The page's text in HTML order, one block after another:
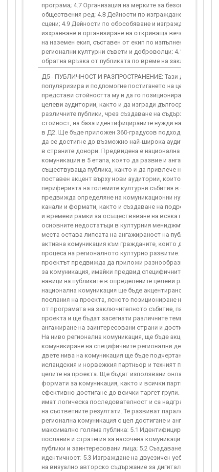
програма; 4.7 Организация на мерките за безопасност и
обществения ред; 4.8 Дейности по изграждане и
сцени; 4.9 Дейности по обособяване и изграждане на зона
изхранване и организиране на откриваща вечеря; 4.10
на наземен екип, съставен от екип по изпълнение на
регионални културни съвети и доброволци; 4.11 Събиране
обратна връзка от публиката по време на
Д5 - ПУБЛИЧНОСТ И РАЗПРОСТРАНЕНИЕ: Тази дейност
популяризира и подпомогне постигането на целите на
представи стойността му и да го позиционира сред
целеви аудитории, както и да изгради дългосрочни
различните публики, чрез създаване на съдържание с
стойност, на база идентифицираните нужди на различните
в Д2. Ще бъде приложен 360-градусов подход за
да се достигне до възможно най-широка аудитория,
в страните донори. Предвидена е национална и
комуникация в 5 етапа, която да развие и ангажира вече
съществуваща публика, както и да привлече нова. Ще
поставен акцент върху нови аудитории, които остават в
периферията на големите културни събития в страната.
предвижда определяне на комуникационни нужди, цели,
канали и формати, както и създаване на подробен план
и времеви рамки за осъществяване на всяка поддейност.
основните недостатъци в културния мениджмънт в малки
места остава липсата на ангажираност на публиките и
активна комуникация към гражданите, които да бъдат
процеса на регионалното културно развитие. Именно
проектът предвижда да приложи разнообразни канали и
за комуникация, имайки предвид специфичните
навици на публиките в определените целеви райони. На
национална комуникация ще бъде акцентирано върху
послания на проекта, ясното позициониране на
от програмата на заключителното събитие, партньорите
проекта и ще бъдат засегнати различните теми, с които
ангажиране на заинтересовани страни и достигане до
На ниво регионална комуникация, ще бъде акцентирано
комуникиране на специфичните регионални дейности и
двете нива на комуникация ще бъде подчертано участието
исландския и норвежкия партньор и техният принос за
целите на проекта. Ще бъдат използвани онлайн и офлайн
формати за комуникация, както и всички партньорски
ефективно достигане до всички таргет групи.
имат логическа последователност и са надграждащи за
на съответните резултати. Те развиват паралелна
регионална комуникация с цел достигане и ангажиране на
максимално голяма публика: 5.1 Идентифициране на
послания и стратегия за насочена комуникация към
публики и заинтересовани лица; 5.2 Създаване на визуална
идентичност; 5.3 Изграждане на двуезичен уеб сайт; 5.4
на визуално авторско съдържание за дигитални канали –